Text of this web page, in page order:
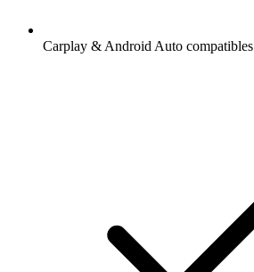
Carplay & Android Auto compatibles